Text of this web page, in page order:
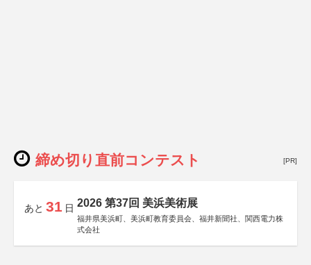
締め切り直前コンテスト [PR]
あと 31 日 2026 第37回 美浜美術展
福井県美浜町、美浜町教育委員会、福井新聞社、関西電力株
式会社